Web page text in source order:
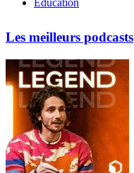
Education
Les meilleurs podcasts